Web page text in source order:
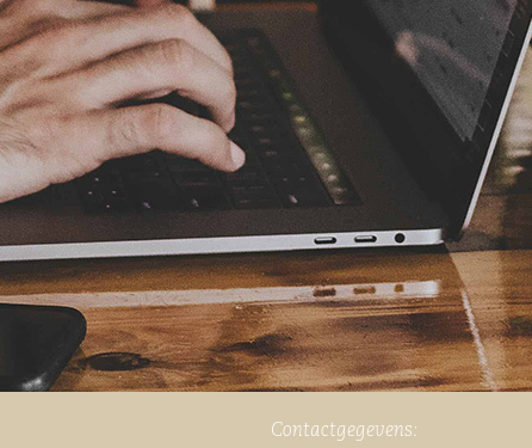
Contactgegevens: